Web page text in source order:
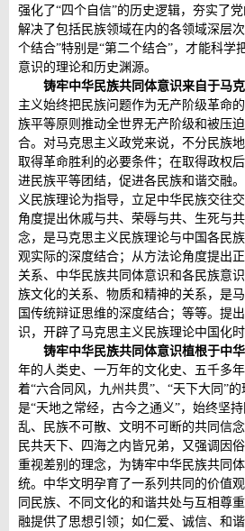
强化了“四个自信”的历史逻辑，夯实了
解决了包括民族领域在内的各领域深层
个结合”特别是“第二个结合”，才能科学
意识的理论和历史渊源。
铸牢中华民族共同体意识来自于马克
主义始终把民族问题作为无产阶级革命
族平等原则推动全世界无产阶级和被压
合。对马克思主义政党来说，不分民族
取得革命胜利的必要条件；在取得政权
进民族平等团结，促进各民族和谐交融
义民族理论为指导，立足中华民族交往
角度提出休戚与共、荣辱与共、生死与
念，是马克思主义民族理论与中国各民
观实际的深度结合；从方法论角度提出
关系、中华民族共同体意识和各民族意
族文化的关系、物质和精神的关系，是
国传统辩证思维的深度结合；等等。提
识，开辟了马克思主义民族理论中国化时
铸牢中华民族共同体意识植根于中华
年的人类史、一万年的文化史、五千多
着“六合同风，九州共贯”、“天下大同”
是“天地之常经，古今之通义”，始终坚
乱、民族不可散、文明不可断的共同信
民共天下、四海之内皆兄弟，又强调因
重视差别的理念，为铸牢中华民族共同
统。中华文明孕育了一系列共同的价值
同民族、不同文化的和谐共处与互相尊
融提供了思想引领；如仁爱、诚信、和